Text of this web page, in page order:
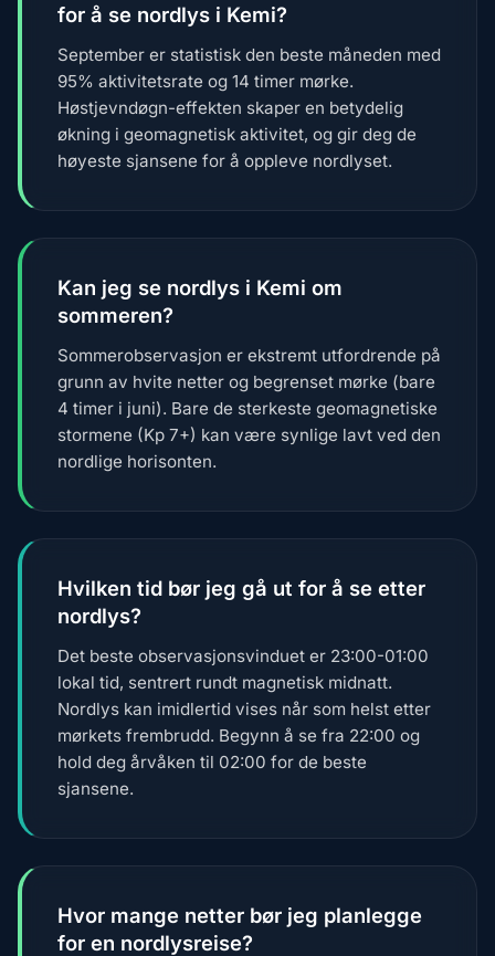
for å se nordlys i Kemi?
September er statistisk den beste måneden med
95% aktivitetsrate og 14 timer mørke.
Høstjevndøgn-effekten skaper en betydelig
økning i geomagnetisk aktivitet, og gir deg de
høyeste sjansene for å oppleve nordlyset.
Kan jeg se nordlys i Kemi om
sommeren?
Sommerobservasjon er ekstremt utfordrende på
grunn av hvite netter og begrenset mørke (bare
4 timer i juni). Bare de sterkeste geomagnetiske
stormene (Kp 7+) kan være synlige lavt ved den
nordlige horisonten.
Hvilken tid bør jeg gå ut for å se etter
nordlys?
Det beste observasjonsvinduet er 23:00-01:00
lokal tid, sentrert rundt magnetisk midnatt.
Nordlys kan imidlertid vises når som helst etter
mørkets frembrudd. Begynn å se fra 22:00 og
hold deg årvåken til 02:00 for de beste
sjansene.
Hvor mange netter bør jeg planlegge
for en nordlysreise?